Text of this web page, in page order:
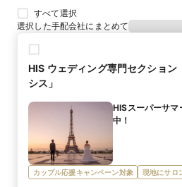
すべて選択
選択した手配会社にまとめて
HIS ウェディング専門セクション
シス」
HISスーパーサマ
中！
カップル応援キャンペーン対象 現地にサロ